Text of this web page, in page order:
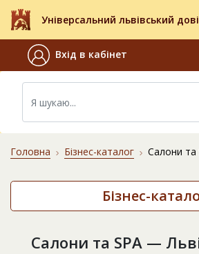
Універсальний львівський
Вхід в кабінет
Головна Бізнес-каталог Салони та
Бізнес-
Салони та SPA —